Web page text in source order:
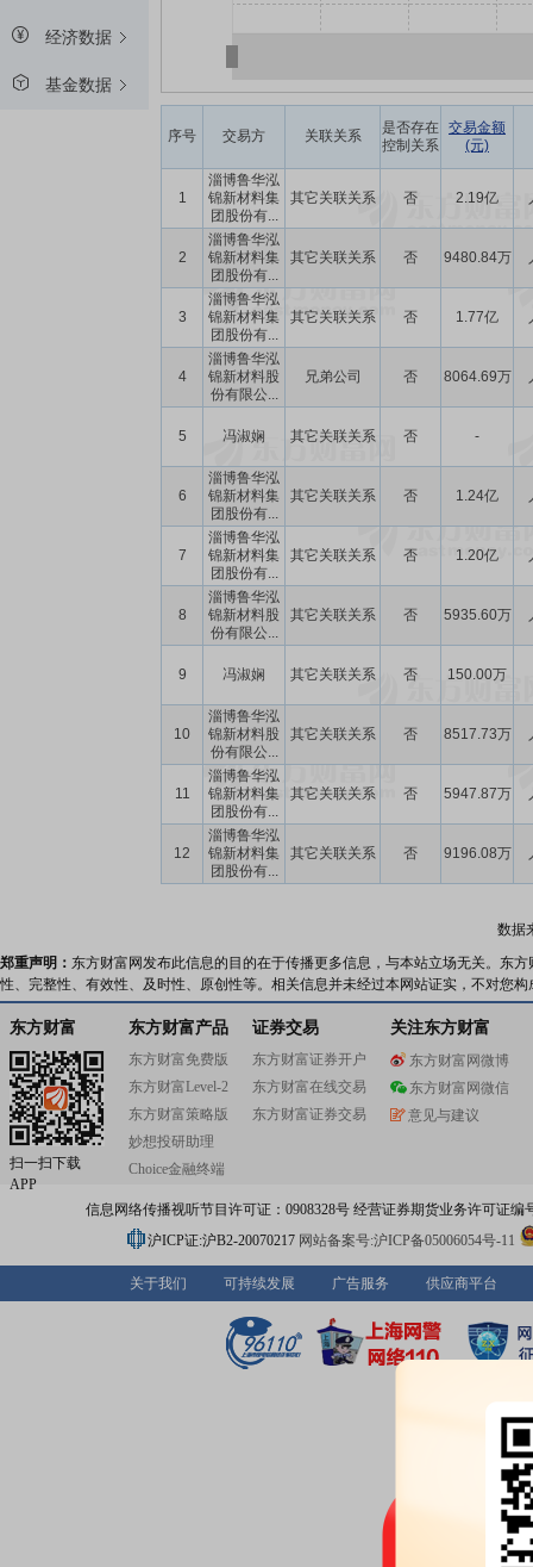
经济数据
基金数据
序号 交易方 关联关系
是否存在
控制关系
交易金额
(元)
1
淄博鲁华泓
锦新材料集
团股份有...
其它关联关系 否 2.19亿
2
淄博鲁华泓
锦新材料集
团股份有...
其它关联关系 否 9480.84万
3
淄博鲁华泓
锦新材料集
团股份有...
其它关联关系 否 1.77亿
4
淄博鲁华泓
锦新材料股
份有限公...
兄弟公司 否 8064.69万
5 冯淑娴 其它关联关系 否 -
6
淄博鲁华泓
锦新材料集
团股份有...
其它关联关系 否 1.24亿
7
淄博鲁华泓
锦新材料集
团股份有...
其它关联关系 否 1.20亿
8
淄博鲁华泓
锦新材料股
份有限公...
其它关联关系 否 5935.60万
9 冯淑娴 其它关联关系 否 150.00万
10
淄博鲁华泓
锦新材料股
份有限公...
其它关联关系 否 8517.73万
11
淄博鲁华泓
锦新材料集
团股份有...
其它关联关系 否 5947.87万
12
淄博鲁华泓
锦新材料集
团股份有...
其它关联关系 否 9196.08万
数据
郑重声明： 东方财富网发布此信息的目的在于传播更多信息，与本站立场无关。东
性、完整性、有效性、及时性、原创性等。相关信息并未经过本网站证实，不对您
东方财富
扫一扫下载
APP
东方财富产品
东方财富免费版
东方财富Level-2
东方财富策略版
妙想投研助理
Choice金融终端
证券交易
东方财富证券开户
东方财富在线交易
东方财富证券交易
关注东方财富
东方财富网微博
东方财富网微信
意见与建议
信息网络传播视听节目许可证：0908328号 经营证券期货业务许可证编
沪ICP证:沪B2-20070217 网站备案号:沪ICP备05006054号-11
关于我们 可持续发展 广告服务 供应商平台